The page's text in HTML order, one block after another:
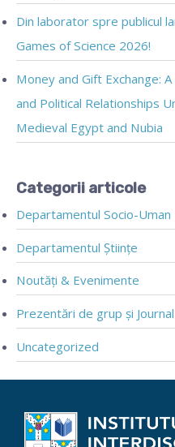
Din laborator spre publicul
Games of Science 2026!
Money and Gift Exchange:
and Political Relationships
Medieval Egypt and Nubia
Categorii articole
Departamentul Socio-Uman
Departamentul Științe
Noutăți & Evenimente
Prezentări de grup și Journal
Uncategorized